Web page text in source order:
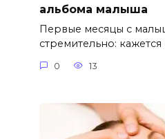
альбома малыша
Первые месяцы с
стремительно: кажется
0 13